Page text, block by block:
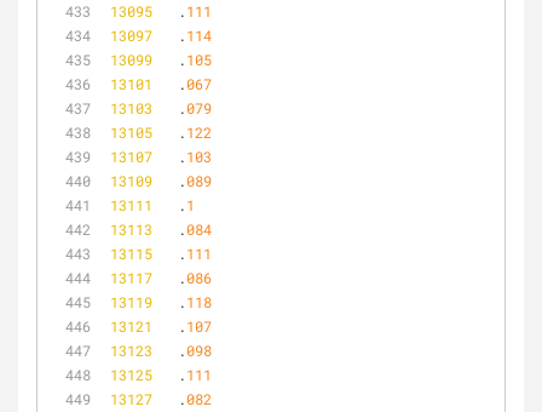
13095
	.
111
13097
	.
114
13099
	.
105
13101
	.
067
13103
	.
079
13105
	.
122
13107
	.
103
13109
	.
089
13111
	.
1
13113
	.
084
13115
	.
111
13117
	.
086
13119
	.
118
13121
	.
107
13123
	.
098
13125
	.
111
13127
	.
082